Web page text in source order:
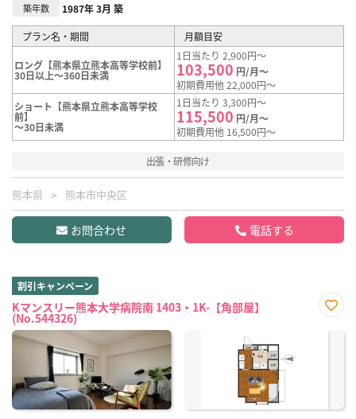
築年数 1987年 3月 築
プラン名・期間 月額目安
ロング【熊本県立熊本高等学校前】
30日以上～360日未満
1日当たり 2,900円～
103,500 円/月～
初期費用他 22,000円～
ショート【熊本県立熊本高等学校
前】
～30日未満
1日当たり 3,300円～
115,500 円/月～
初期費用他 16,500円～
出張・研修向け
熊本県 熊本市中央区
お問合わせ 電話する
割引キャンペーン
Kマンスリー熊本大学病院南 1403・1K-【角部屋】
(No.544326)
に入